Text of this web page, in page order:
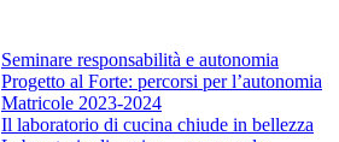
Seminare responsabilità e autonomia
Progetto al Forte: percorsi per l’autonomia
Matricole 2023-2024
Il laboratorio di cucina chiude in bellezza